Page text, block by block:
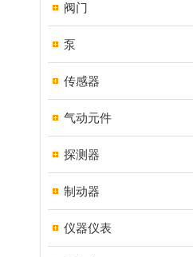
阀门
泵
传感器
气动元件
探测器
制动器
仪器仪表